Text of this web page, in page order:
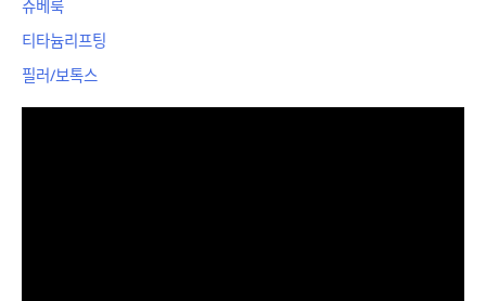
쥬베룩
티타늄리프팅
필러/보톡스